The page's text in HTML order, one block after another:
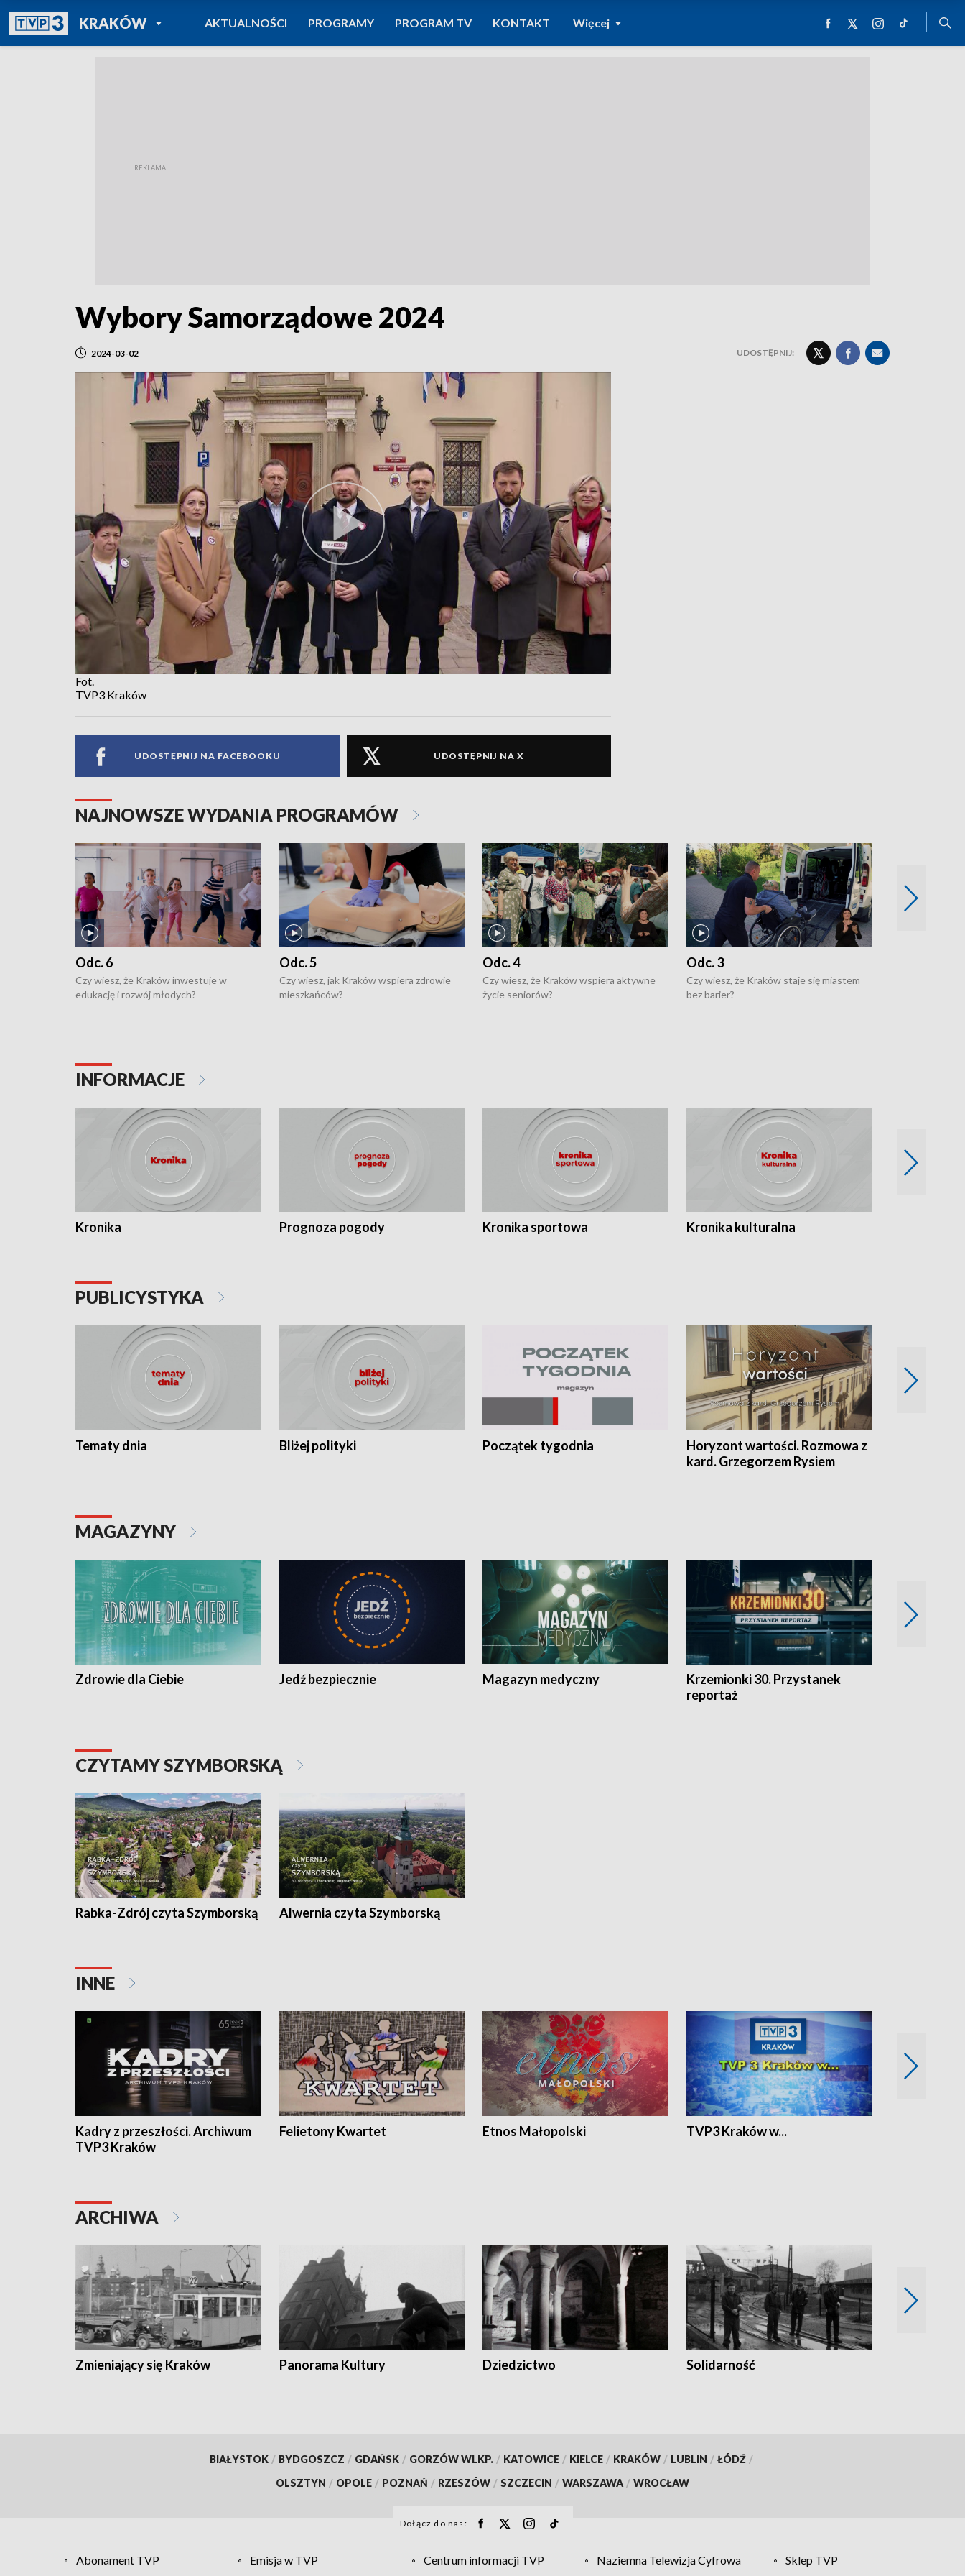
KRAKÓWPOWRÓT DO
TVP REGIONY
AKTUALNOŚCI PROGRAMY PROGRAM TV KONTAKT Więcej
Wybory Samorządowe 2024
2024-03-02 UDOSTĘPNIJ:
Fot.
TVP3 Kraków
UDOSTĘPNIJ NA FACEBOOKU UDOSTĘPNIJ NA X
NAJNOWSZE WYDANIA PROGRAMÓW
Odc. 6
Czy wiesz, że Kraków inwestuje w
edukację i rozwój młodych?
Odc. 5
Czy wiesz, jak Kraków wspiera zdrowie
mieszkańców?
Odc. 4
Czy wiesz, że Kraków wspiera aktywne
życie seniorów?
Odc. 3
Czy wiesz, że Kraków staje się miastem
bez barier?
INFORMACJE
Kronika Prognoza pogody Kronika sportowa Kronika kulturalna
PUBLICYSTYKA
Tematy dnia Bliżej polityki Początek tygodnia
Horyzont wartości. Rozmowa z
kard. Grzegorzem Rysiem
MAGAZYNY
Zdrowie dla Ciebie Jedź bezpiecznie Magazyn medyczny
Krzemionki 30. Przystanek
reportaż
CZYTAMY SZYMBORSKĄ
Rabka-Zdrój czyta Szymborską Alwernia czyta Szymborską
INNE
Kadry z przeszłości. Archiwum
TVP3 Kraków
Felietony Kwartet Etnos Małopolski TVP3 Kraków w...
ARCHIWA
Zmieniający się Kraków Panorama Kultury Dziedzictwo Solidarność
BIAŁYSTOK / BYDGOSZCZ / GDAŃSK / GORZÓW WLKP. / KATOWICE / KIELCE / KRAKÓW / LUBLIN / ŁÓDŹ /
OLSZTYN / OPOLE / POZNAŃ / RZESZÓW / SZCZECIN / WARSZAWA / WROCŁAW
Dołącz do nas:
Abonament TVP Emisja w TVP Centrum informacji TVP Naziemna Telewizja Cyfrowa
Sklep TVP